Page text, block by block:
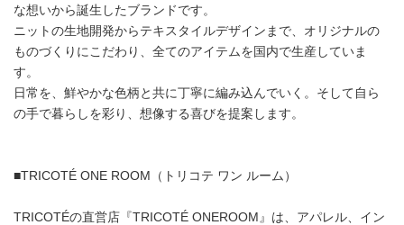
な想いから誕生したブランドです。
ニットの生地開発からテキスタイルデザインまで、オリジナルの
ものづくりにこだわり、全てのアイテムを国内で生産していま
す。
日常を、鮮やかな色柄と共に丁寧に編み込んでいく。そして自ら
の手で暮らしを彩り、想像する喜びを提案します。
■TRICOTÉ ONE ROOM（トリコテ ワン ルーム）
TRICOTÉの直営店『TRICOTÉ ONEROOM』は、アパレル、イン